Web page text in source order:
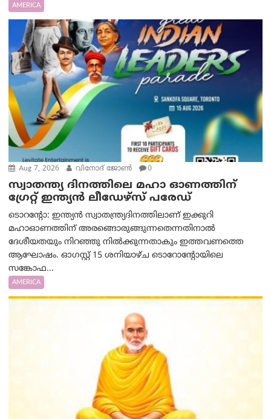
AMERICA
Aug 7, 2026 വിനോദ് ജോൺ 0
സ്വാതന്ത്യ ദിനത്തിലെ മഹാ ഓണത്തിന്
ഗ്രേറ്റ് ഇന്ത്യൻ ലീഡേഴ്സ് പരേഡ്
ടൊറന്റോ: ഇന്ത്യൻ സ്വാതന്ത്ര്യദിനത്തിലാണ് ഇക്കുറി
മഹാഓണത്തിന് അരങ്ങൊരുങ്ങുന്നതെന്നതിനാൽ
ദേശീയതയും നിറഞ്ഞു നിൽക്കുന്നതാകും ഇത്തവണത്തെ
ആഘോഷം. ഓഗസ്റ്റ് 15 ശനിയാഴ്ച ടൊറോന്റോയിലെ
സങ്കോഫ...
AMERICA